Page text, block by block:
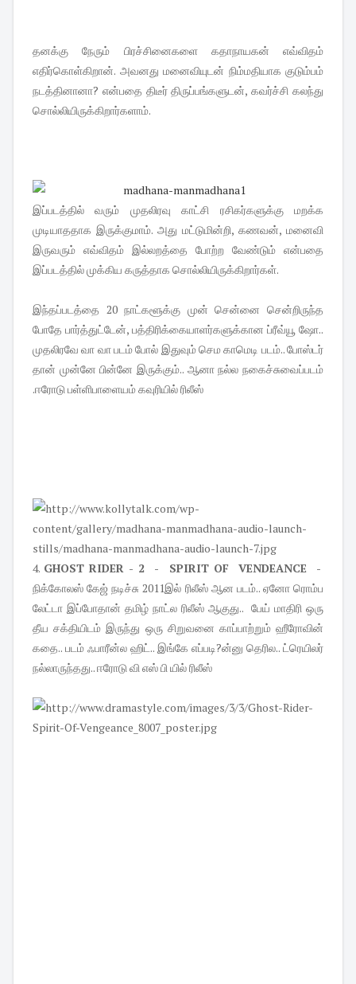
தனக்கு நேரும் பிரச்சினைகளை கதாநாயகன் எவ்விதம்
எதிர்கொள்கிறான். அவனது மனைவியுடன் நிம்மதியாக குடும்பம்
நடத்தினானா? என்பதை திடீர் திருப்பங்களுடன், கவர்ச்சி கலந்து
சொல்லியிருக்கிறார்களாம்.
இப்படத்தில் வரும் முதலிரவு காட்சி ரசிகர்களுக்கு மறக்க
முடியாததாக இருக்குமாம். அது மட்டுமின்றி, கணவன், மனைவி
இருவரும் எவ்விதம் இல்லறத்தை போற்ற வேண்டும் என்பதை
இப்படத்தில் முக்கிய கருத்தாக சொல்லியிருக்கிறார்கள்.
இந்தப்படத்தை 20 நாட்களூக்கு முன் சென்னை சென்றிருந்த
போதே பார்த்துட்டேன், பத்திரிக்கையாளர்களுக்கான ப்ரீவ்யூ ஷோ..
முதலிரவே வா வா படம் போல் இதுவும் செம காமெடி படம்.. போஸ்டர்
தான் முன்னே பின்னே இருக்கும்.. ஆனா நல்ல நகைச்சுவைப்படம்
.ஈரோடு பள்ளிபாளையம் கவுரியில் ரிலீஸ்
4. GHOST RIDER - 2 - SPIRIT OF VENDEANCE -
நிக்கோலஸ் கேஜ் நடிச்சு 2011இல் ரிலீஸ் ஆன படம்.. ஏனோ ரொம்ப
லேட்டா இப்போதான் தமிழ் நாட்ல ரிலீஸ் ஆகுது.. பேய் மாதிரி ஒரு
தீய சக்தியிடம் இருந்து ஒரு சிறுவனை காப்பாற்றும் ஹீரோவின்
கதை.. படம் ஃபாரீன்ல ஹிட்.. இங்கே எப்படி?ன்னு தெரில.. ட்ரெயிலர்
நல்லாருந்தது.. ஈரோடு வி எஸ் பி யில் ரிலீஸ்